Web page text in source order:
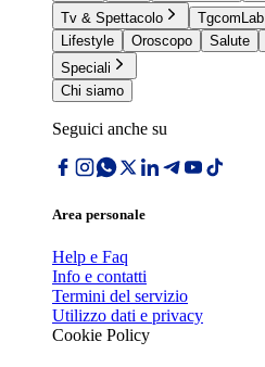
Tv & Spettacolo
TgcomLab
Lifestyle
Oroscopo Salute
Speciali
Chi siamo
Seguici anche su
Area personale
Help e Faq
Info e contatti
Termini del servizio
Utilizzo dati e privacy
Cookie Policy